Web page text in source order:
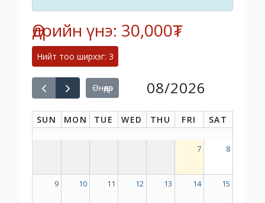
Өдрийн үнэ: 30,000₮
Нийт тоо ширхэг: 3
Өнөөдөр 08/2026
SUN MON TUE WED THU FRI SAT
7 8
9 10 11 12 13 14 15